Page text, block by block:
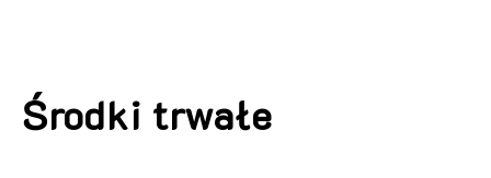
Środki trwałe